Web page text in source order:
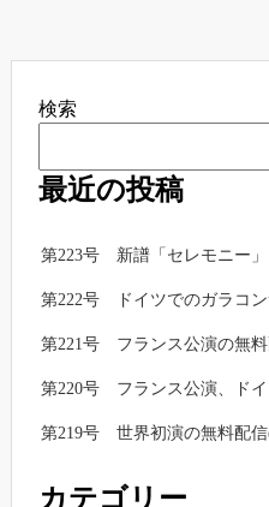
検索
最近の投稿
第223号 新譜「セレモニー」
第222号 ドイツでのガラコ
第221号 フランス公演の無
第220号 フランス公演、ド
第219号 世界初演の無料配
カテゴリー